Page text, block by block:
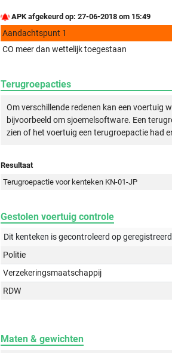
APK afgekeurd op: 27-06-2018 om 15:49
Aandachtspunt 1
CO meer dan wettelijk toegestaan
Terugroepacties
Om verschillende redenen kan een voertuig
bijvoorbeeld om sjoemelsoftware. Een
zien of het voertuig een terugroepactie had
Resultaat
Terugroepactie voor kenteken KN-01-JP
Gestolen voertuig controle
Dit kenteken is gecontroleerd op
Politie
Verzekeringsmaatschappij
RDW
Maten & gewichten